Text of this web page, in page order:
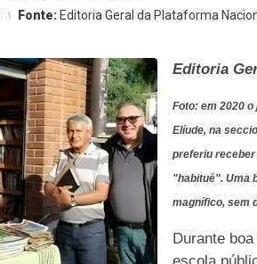
Fonte: Editoria Geral da Plataforma
Editoria
Foto: em 2020
Elíude, na
preferiu receber
"habitué". Uma
magnífico, sem
Durante